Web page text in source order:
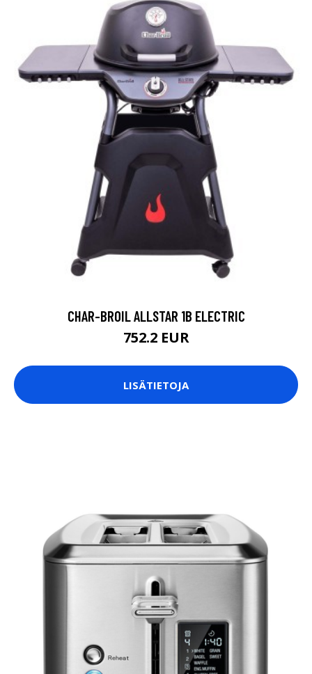
CHAR-BROIL ALLSTAR 1B ELECTRIC
752.2 EUR
LISÄTIETOJA